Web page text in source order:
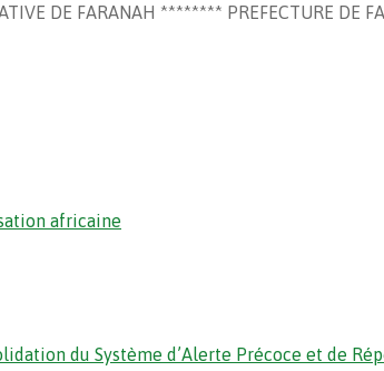
DE FARANAH ******** PREFECTURE DE
africaine
du Système d’Alerte Précoce et de